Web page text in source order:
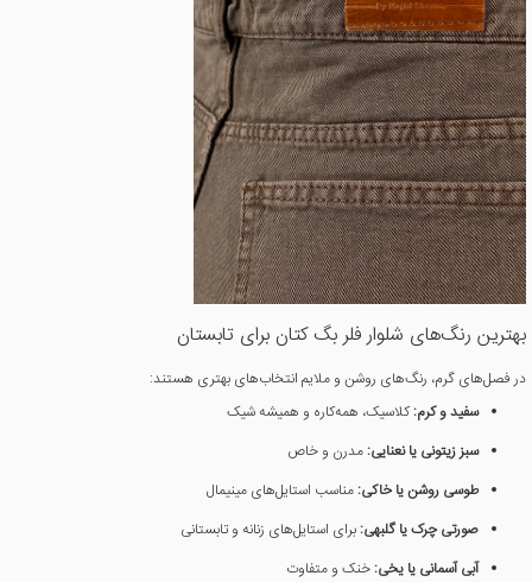
بهترین رنگ‌های شلوار فلر بگ کتان برای تابستان
در فصل‌های گرم، رنگ‌های روشن و ملایم انتخاب‌های بهتری هستند:
سفید و کرم:کلاسیک، همه‌کاره و همیشه شیک
سبز زیتونی یا نعنایی:مدرن و خاص
طوسی روشن یا خاکی:مناسب استایل‌های مینیمال
صورتی چرک یا گلبهی:برای استایل‌های زنانه و تابستانی
آبی آسمانی یا یخی:خنک و متفاوت